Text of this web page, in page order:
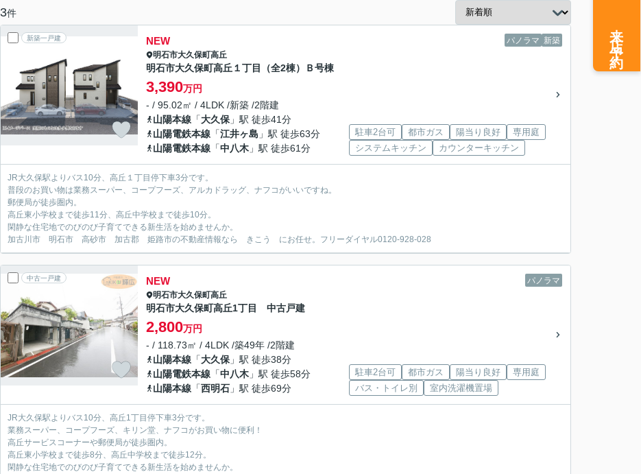
3件
新築一戸建 パノラマ 新築
NEW
明石市大久保町高丘
明石市大久保町高丘１丁目（全2棟）Ｂ号棟
3,390万円
- / 95.02㎡ / 4LDK /新築 /2階建
山陽本線 「大久保 」駅 徒歩41分
山陽電鉄本線 「江井ヶ島 」駅 徒歩63分
山陽電鉄本線 「中八木 」駅 徒歩61分
駐車2台可 都市ガス 陽当り良好
専用庭
システムキッチン
カウンターキッチン
JR大久保駅よりバス10分、高丘１丁目停下車3分です。
普段のお買い物は業務スーパー、コープフーズ、アルカドラッグ、ナフコがいいですね。
郵便局が徒歩圏内。
高丘東小学校まで徒歩11分、高丘中学校まで徒歩10分。
閑静な住宅地でのびのび子育てできる新生活を始めませんか。
加古川市 明石市 高砂市 加古郡 姫路市の不動産情報なら きこう にお任せ。フリーダイヤル0120-928-028
中古一戸建 パノラマ
NEW
明石市大久保町高丘
明石市大久保町高丘1丁目 中古戸建
2,800万円
- / 118.73㎡ / 4LDK /築49年 /2階建
山陽本線 「大久保 」駅 徒歩38分
山陽電鉄本線 「中八木 」駅 徒歩58分
山陽本線 「西明石 」駅 徒歩69分
駐車2台可 都市ガス 陽当り良好
専用庭
バス・トイレ別
室内洗濯機置場
JR大久保駅よりバス10分、高丘1丁目停下車3分です。
業務スーパー、コープフーズ、キリン堂、ナフコがお買い物に便利！
高丘サービスコーナーや郵便局が徒歩圏内。
高丘東小学校まで徒歩8分、高丘中学校まで徒歩12分。
閑静な住宅地でのびのび子育てできる新生活を始めませんか。
来店予約